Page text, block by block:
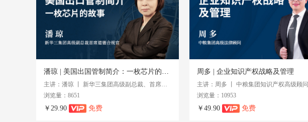
主讲：潘琼 丨 新华三集团高级副总裁、首席道德合规官
浏览量：8651
￥29.90 免费
周多 | 企业知识产权战略及管理
主讲：周多 丨 中粮集团知识产权高级顾问
浏览量：10953
￥49.90 免费